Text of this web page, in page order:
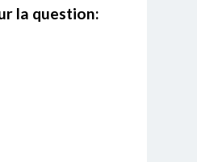
la question: